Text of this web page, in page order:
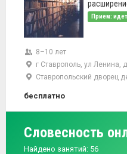
Прием: идет
8–10 лет
г Ставрополь, ул Ленина,
Ставропольский дворец
бесплатно
Словесность
Найдено занятий: 56